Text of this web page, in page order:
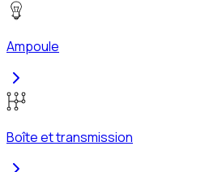
Ampoule
Boîte et transmission